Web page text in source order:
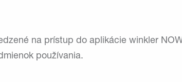
na prístup do aplikácie winkler
používania.